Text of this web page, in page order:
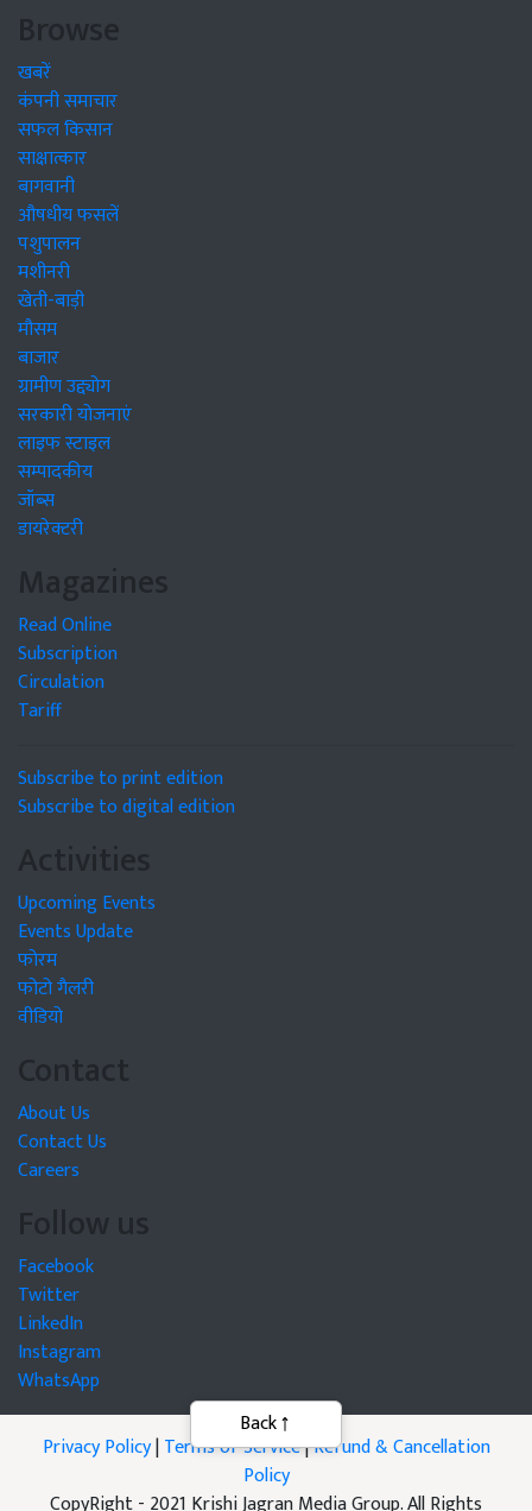
Browse
खबरें
कंपनी समाचार
सफल किसान
साक्षात्कार
बागवानी
औषधीय फसलें
पशुपालन
मशीनरी
खेती-बाड़ी
मौसम
बाजार
ग्रामीण उद्द्योग
सरकारी योजनाएं
लाइफ स्टाइल
सम्पादकीय
जॉब्स
डायरेक्टरी
Magazines
Read Online
Subscription
Circulation
Tariff
Subscribe to print edition
Subscribe to digital edition
Activities
Upcoming Events
Events Update
फोरम
फोटो गैलरी
वीडियो
Contact
About Us
Contact Us
Careers
Follow us
Facebook
Twitter
LinkedIn
Instagram
WhatsApp
Privacy Policy|Terms of Service|Refund & Cancellation
Policy
CopyRight - 2021 Krishi Jagran Media Group. All Rights